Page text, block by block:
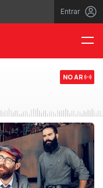
Entrar
NO AR